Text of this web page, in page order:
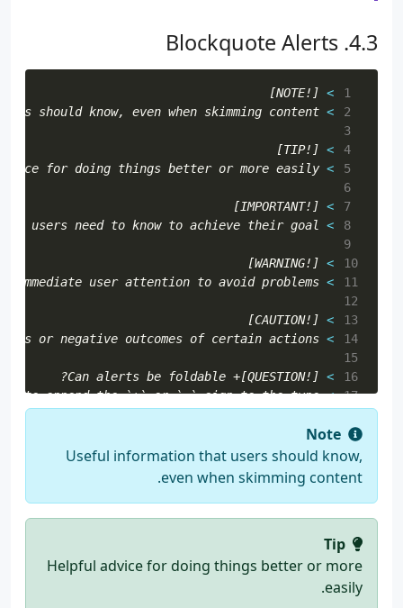
Blockquote Alerts
>
[!NOTE]
>
should know, even when skimming content.
>
[!TIP]
>
for doing things better or more easily.
>
[!IMPORTANT]
>
users need to know to achieve their goal.
10
>
[!WARNING]
11
>
immediate user attention to avoid problems.
12
13
>
[!CAUTION]
14
>
or negative outcomes of certain actions.
15
16
>
[!QUESTION]+ Can alerts be foldable?
17
>
to append the `+` or `-` sign to the type.
19
> Click the heading to preview.
Note
Useful information that users should know,
even when skimming content.
Tip
Helpful advice for doing things better or more
easily.